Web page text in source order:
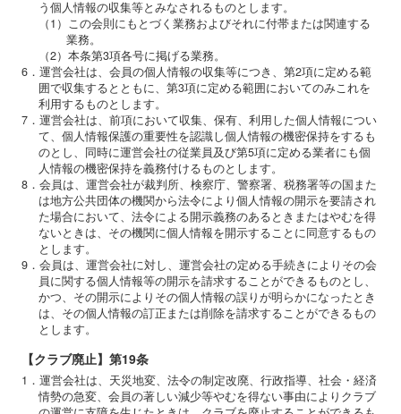
う個人情報の収集等とみなされるものとします。
（1）この会則にもとづく業務およびそれに付帯または関連する
業務。
（2）本条第3項各号に掲げる業務。
6．運営会社は、会員の個人情報の収集等につき、第2項に定める範
囲で収集するとともに、第3項に定める範囲においてのみこれを
利用するものとします。
7．運営会社は、前項において収集、保有、利用した個人情報につい
て、個人情報保護の重要性を認識し個人情報の機密保持をするも
のとし、同時に運営会社の従業員及び第5項に定める業者にも個
人情報の機密保持を義務付けるものとします。
8．会員は、運営会社が裁判所、検察庁、警察署、税務署等の国また
は地方公共団体の機関から法令により個人情報の開示を要請され
た場合において、法令による開示義務のあるときまたはやむを得
ないときは、その機関に個人情報を開示することに同意するもの
とします。
9．会員は、運営会社に対し、運営会社の定める手続きによりその会
員に関する個人情報等の開示を請求することができるものとし、
かつ、その開示によりその個人情報の誤りが明らかになったとき
は、その個人情報の訂正または削除を請求することができるもの
とします。
【クラブ廃止】第19条
1．運営会社は、天災地変、法令の制定改廃、行政指導、社会・経済
情勢の急変、会員の著しい減少等やむを得ない事由によりクラブ